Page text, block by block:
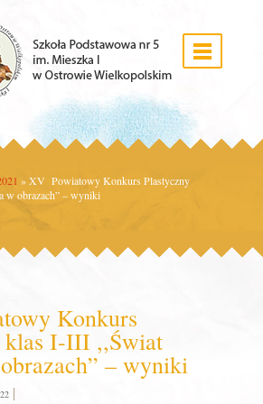
»XV Powiatowy Konkurs Plastyczny
w obrazach” – wyniki
Konkurs
klas I-III ,,Świat
– wyniki